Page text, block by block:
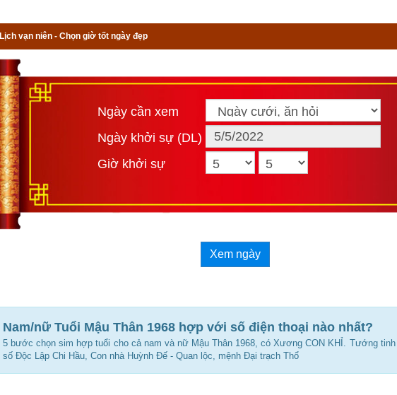
Lịch vạn niên - Chọn giờ tốt ngày đẹp
Ngày cần xem
Ngày khởi sự (DL)
Giờ khởi sự
Xem ngày
Nam/nữ Tuổi Mậu Thân 1968 hợp với số điện thoại nào nhất?
5 bước chọn sim hợp tuổi cho cả nam và nữ Mậu Thân 1968, có Xương CON KHỈ. Tướng
số Độc Lập Chi Hầu, Con nhà Huỳnh Ðế - Quan lộc, mệnh Đại trạch Thổ